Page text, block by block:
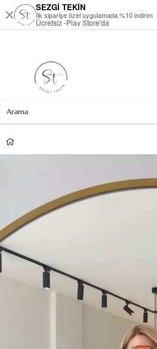
SEZGİ TEKİN
İlk siparişe özel uygulamada %10 indirim
Ücretsiz -Play Store'da